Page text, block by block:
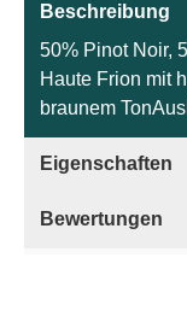
Beschreibung
50% Pinot Noir,
Haute Frion mit
braunem
Eigenschaften
Bewertungen